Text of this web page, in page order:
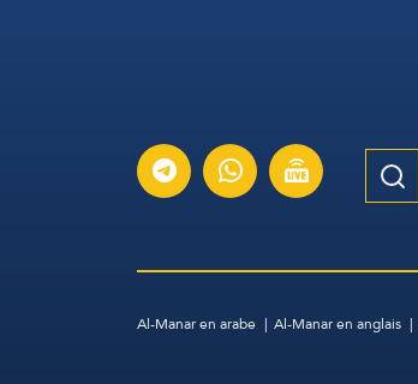
Al-Manar en arabe Al-Manar en anglais